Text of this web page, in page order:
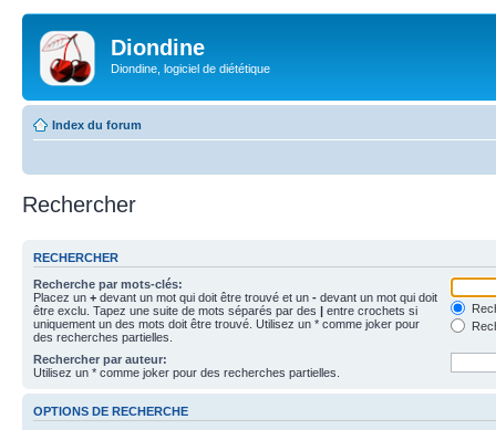
Diondine
Diondine, logiciel de diététique
Index du forum
Rechercher
RECHERCHER
Recherche par mots-clés:
Placez un + devant un mot qui doit être trouvé et un - devant un mot qui doit
être exclu. Tapez une suite de mots séparés par des | entre crochets si
uniquement un des mots doit être trouvé. Utilisez un * comme joker pour
des recherches partielles.
Rechercher par auteur:
Utilisez un * comme joker pour des recherches partielles.
OPTIONS DE RECHERCHE